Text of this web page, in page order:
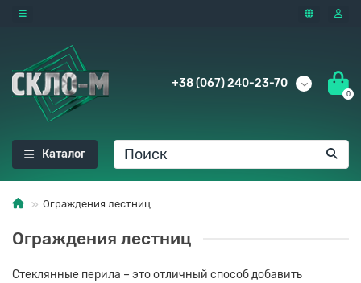
+38 (067) 240-23-70
0
Каталог
Ограждения лестниц
Ограждения лестниц
Стеклянные перила – это отличный способ добавить